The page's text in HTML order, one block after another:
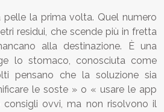
pelle la prima volta. Quel numero
residui, che scende più in fretta
alla destinazione. È una
lo stomaco, conosciuta come
pensano che la soluzione sia
le soste » o « usare le app
consigli ovvi, ma non risolvono il